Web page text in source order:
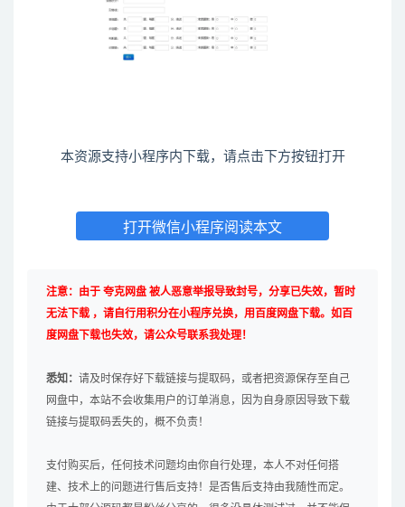
本资源支持小程序内下载，请点击下方按钮打开
打开微信小程序阅读本文
注意：由于 夸克网盘 被人恶意举报导致封号，分享已失效，暂时
无法下载 ，请自行用积分在小程序兑换，用百度网盘下载。如百
度网盘下载也失效，请公众号联系我处理！
悉知： 请及时保存好下载链接与提取码，或者把资源保存至自己
网盘中，本站不会收集用户的订单消息，因为自身原因导致下载
链接与提取码丢失的，概不负责！
支付购买后，任何技术问题均由你自行处理，本人不对任何搭
建、技术上的问题进行售后支持！是否售后支持由我随性而定。